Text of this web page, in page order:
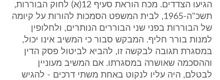
הגיעו הצדדים. מכח הוראת סעיף 12(א) לחוק הבוררות,
תשכ"ה-1965, לבית המשפט הסמכות להורות על קיומה
של הבוררות בפני שני הבוררים הנותרים, ולחלופין
למנות בורר חליף. המבקש סבור כי המשיב אינו יכול,
במסגרת תגובה לבקשה זו, להביא לביטול פסק הדין
וההסכמה שאושרה במסגרתו. אם המשיב מעוניין
לבטלם, היה עליו לנקוט באחת משתי דרכים - להגיש